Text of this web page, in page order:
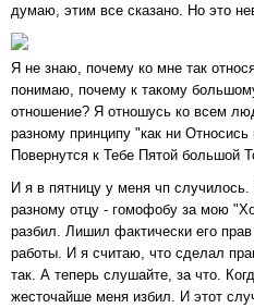
думаю, этим все сказано. Но это
Я не знаю, почему ко мне так
понимаю, почему к такому
отношение? Я отношусь ко всем
разному принципу "как ни
Повернутся к Тебе Пятой большой
И я в пятницу у меня чп
разному отцу - гомофобу за мою
разбил. Лишил фактически его
работы. И я считаю, что сделал
так. А теперь слушайте, за что.
жесточайше меня избил. И этот